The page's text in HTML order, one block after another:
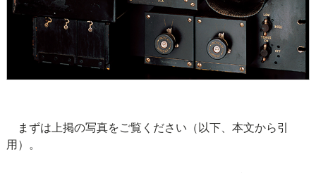
まずは上掲の写真をご覧ください（以下、本文から引
用）。